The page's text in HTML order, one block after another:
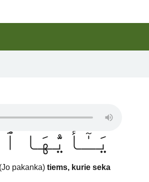
يَـٰٓأَيُّهَا
(Jo pakanka)tiems, kurie seka